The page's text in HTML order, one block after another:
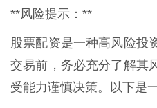
**风险提示：**
股票配资是一种高风险投
交易前，务必充分了解其
受能力谨慎决策。以下是